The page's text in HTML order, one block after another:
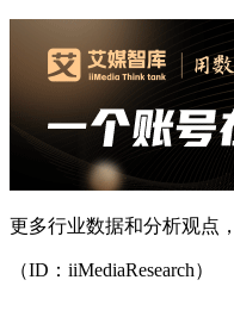
更多行业数据和分析观点
（ID：iiMediaResearch）